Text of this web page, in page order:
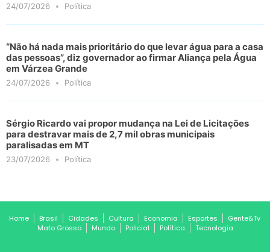
24/07/2026 Política
“Não há nada mais prioritário do que levar água para a casa
das pessoas”, diz governador ao firmar Aliança pela Água
em Várzea Grande
24/07/2026 Política
Sérgio Ricardo vai propor mudança na Lei de Licitações
para destravar mais de 2,7 mil obras municipais
paralisadas em MT
23/07/2026 Política
Home Brasil Cidades Cultura Economia Esportes
Gente&Tv
Mato Grosso
Mundo Policial Política Tecnologia